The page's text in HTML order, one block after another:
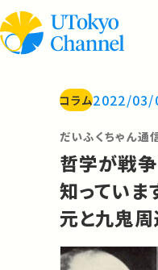
コラム2022/03/
だいふくちゃん通
哲学が戦
知っていま
元と九鬼周